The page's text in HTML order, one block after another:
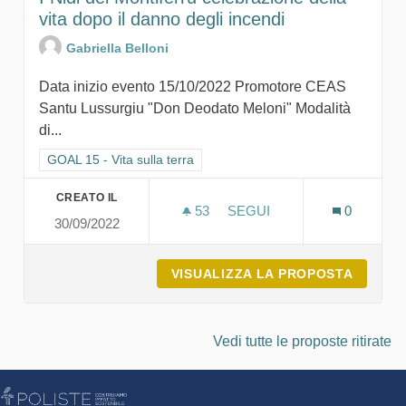
vita dopo il danno degli incendi
Gabriella Belloni
Data inizio evento 15/10/2022 Promotore CEAS
Santu Lussurgiu "Don Deodato Meloni" Modalità
di...
Filtra i risultati per categoria: GOAL 15 - Vita sulla terra
GOAL 15 - Vita sulla terra
CREATO IL
30/09/2022
53 53 SOSTENITORI
SEGUI
0
VISUALIZZA LA PROPOSTA
Vedi tutte le proposte ritirate